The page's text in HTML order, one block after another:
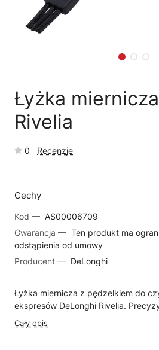
Łyżka
Rivelia
0 Recenzje
Cechy
Kod — AS00006709
Gwarancja — Ten produkt ma
odstąpienia od umowy
Producent — DeLonghi
Łyżka miernicza z pędzelkiem do
ekspresów DeLonghi Rivelia.
Cały opis
🗹Reklamacja naprawy